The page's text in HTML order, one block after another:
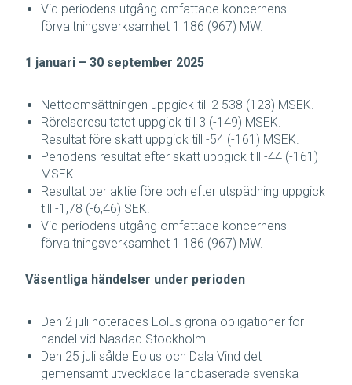
Vid periodens utgång omfattade koncernens
förvaltningsverksamhet 1 186 (967) MW.
1 januari – 30 september 2025
Nettoomsättningen uppgick till 2 538 (123) MSEK.
Rörelseresultatet uppgick till 3 (-149) MSEK.
Resultat före skatt uppgick till -54 (-161) MSEK.
Periodens resultat efter skatt uppgick till -44 (-161)
MSEK.
Resultat per aktie före och efter utspädning uppgick
till -1,78 (-6,46) SEK.
Vid periodens utgång omfattade koncernens
förvaltningsverksamhet 1 186 (967) MW.
Väsentliga händelser under perioden
Den 2 juli noterades Eolus gröna obligationer för
handel vid Nasdaq Stockholm.
Den 25 juli sålde Eolus och Dala Vind det
gemensamt utvecklade landbaserade svenska